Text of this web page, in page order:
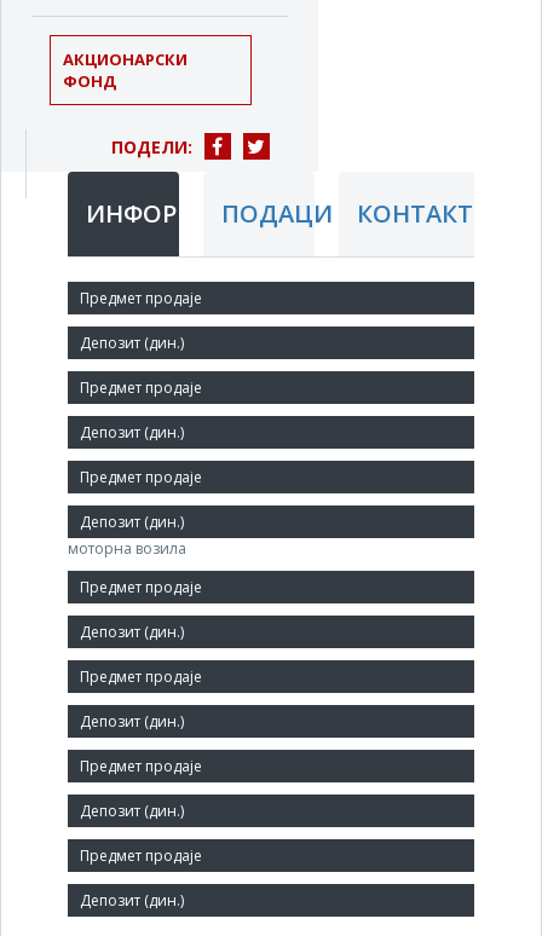
АКЦИОНАРСКИ
ФОНД
ПОДЕЛИ:
ИНФОРМАЦИЈЕПОДАЦИ КОНТАКТ
Краћи назив:
ФАК ЛОЗНИЦА
Правни статус:
ДП
Делатност:
Производња осталих делова и додатне опреме за
моторна возила
Матични број:
07120745
Величина:
Мало
Број запослених:
105
Заступник: